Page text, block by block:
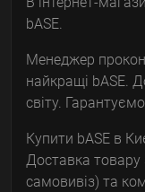
bASE.
Менеджер
найкращі bASE.
світу.
Купити bASE в
Доставка товару
самовивіз) та